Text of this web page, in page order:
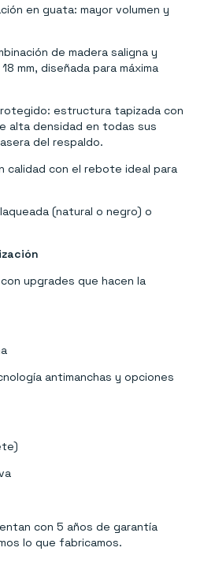
en guata: mayor volumen y
de madera saligna y
mm, diseñada para máxima
estructura tapizada con
alta densidad en todas sus
del respaldo.
calidad con el rebote ideal para
(natural o negro) o
upgrades que hacen la
antimanchas y opciones
con 5 años de garantía
lo que fabricamos.